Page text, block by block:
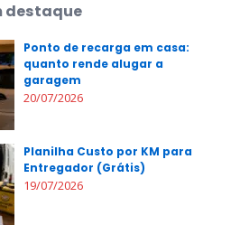
destaque
Ponto de recarga em casa:
quanto rende alugar a
garagem
20/07/2026
Planilha Custo por KM para
Entregador (Grátis)
19/07/2026